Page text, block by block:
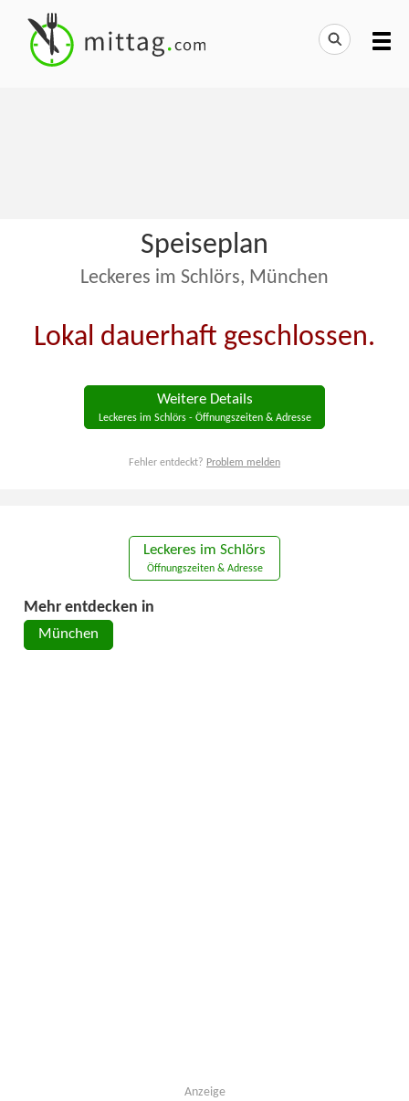
Speiseplan
Leckeres im Schlörs, München
Lokal dauerhaft geschlossen.
Weitere Details
Leckeres im Schlörs - Öffnungszeiten & Adresse
Fehler entdeckt? Problem melden
Leckeres im Schlörs
Öffnungszeiten & Adresse
Mehr entdecken in
München
Anzeige